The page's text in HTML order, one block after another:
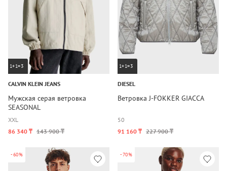
1+1=3
CALVIN KLEIN JEANS
Мужская серая ветровка
SEASONAL
XXL
86 340 ₸ 143 900 ₸
1+1=3
DIESEL
Ветровка J-FOKKER GIACCA
50
91 160 ₸ 227 900 ₸
-60% -70%